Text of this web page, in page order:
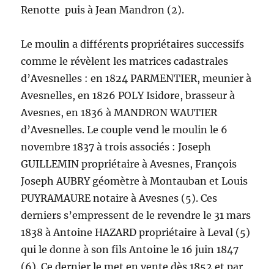
Renotte puis à Jean Mandron (2).
Le moulin a différents propriétaires successifs
comme le révèlent les matrices cadastrales
d’Avesnelles : en 1824 PARMENTIER, meunier à
Avesnelles, en 1826 POLY Isidore, brasseur à
Avesnes, en 1836 à MANDRON WAUTIER
d’Avesnelles. Le couple vend le moulin le 6
novembre 1837 à trois associés : Joseph
GUILLEMIN propriétaire à Avesnes, François
Joseph AUBRY géomètre à Montauban et Louis
PUYRAMAURE notaire à Avesnes (5). Ces
derniers s’empressent de le revendre le 31 mars
1838 à Antoine HAZARD propriétaire à Leval (5)
qui le donne à son fils Antoine le 16 juin 1847